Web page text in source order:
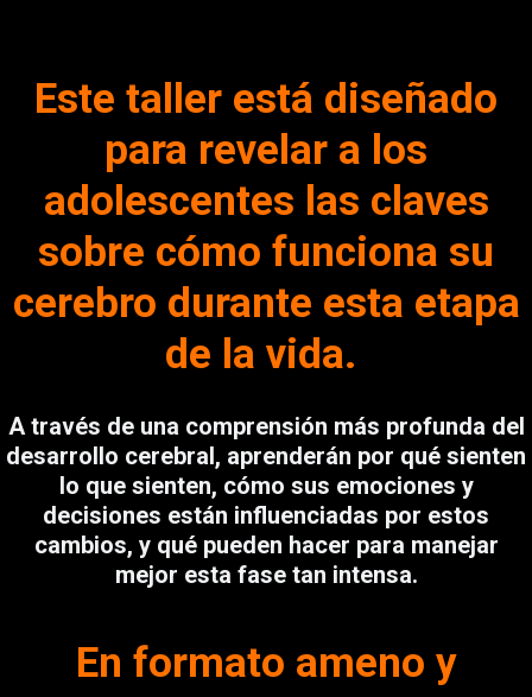
Este taller está diseñado
para revelar a los
adolescentes las claves
sobre cómo funciona su
cerebro durante esta etapa
de la vida.
A través de una comprensión más profunda del
desarrollo cerebral, aprenderán por qué sienten
lo que sienten, cómo sus emociones y
decisiones están influenciadas por estos
cambios, y qué pueden hacer para manejar
mejor esta fase tan intensa.
En formato ameno y